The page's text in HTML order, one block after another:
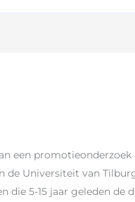
een
de Universiteit van
die 5-15 jaar geleden de